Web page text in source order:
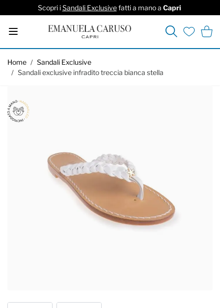
Scopri iSandali Exclusivefatti a mano a Capri
Cerca
Home / Sandali Exclusive
/ Sandali exclusive infradito treccia bianca stella